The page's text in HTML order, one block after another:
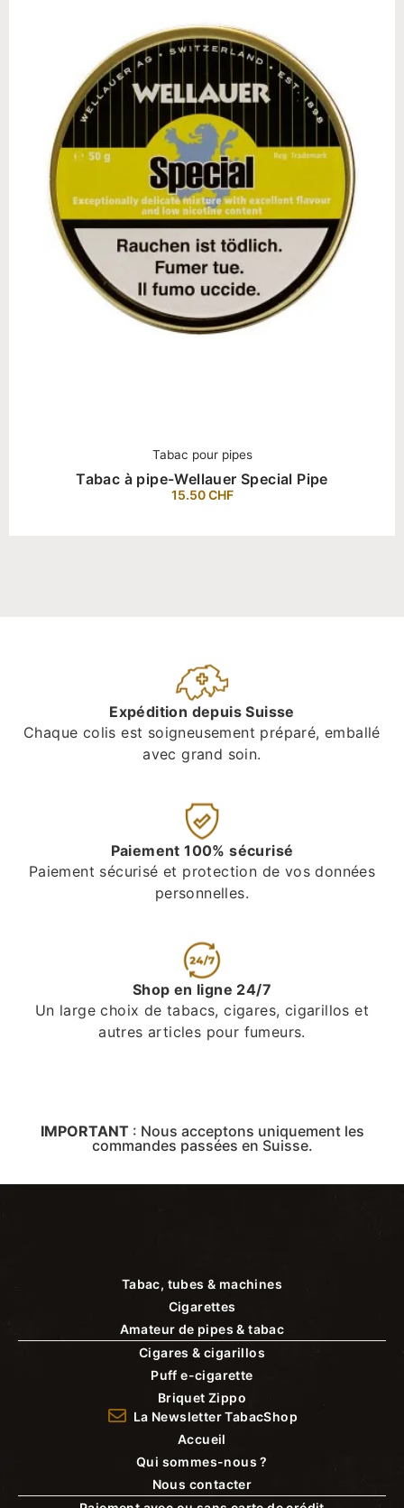
Tabac pour pipes
Tabac à pipe-Wellauer Special Pipe
15.50CHF
Expédition depuis Suisse
Chaque colis est soigneusement préparé, emballé
avec grand soin.
Paiement 100% sécurisé
Paiement sécurisé et protection de vos données
personnelles.
Shop en ligne 24/7
Un large choix de tabacs, cigares, cigarillos et
autres articles pour fumeurs.
IMPORTANT : Nous acceptons uniquement les
commandes passées en Suisse.
Tabac, tubes & machines
Cigarettes
Amateur de pipes & tabac
Cigares & cigarillos
Puff e-cigarette
Briquet Zippo
La Newsletter TabacShop
Accueil
Qui sommes-nous ?
Nous contacter